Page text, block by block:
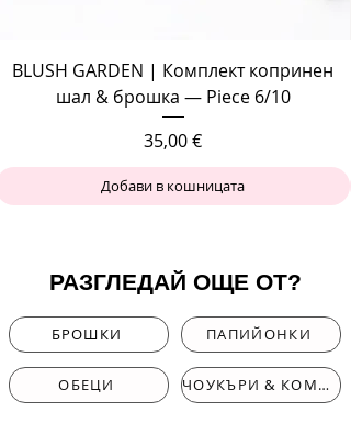
BLUSH GARDEN | Комплект копринен
шал & брошка — Piece 6/10
Цена
35,00 €
Добави в кошницата
РАЗГЛЕДАЙ ОЩЕ ОТ?
БРОШКИ ПАПИЙОНКИ
ОБЕЦИ ЧОУКЪРИ & КОМПЛЕКТИ